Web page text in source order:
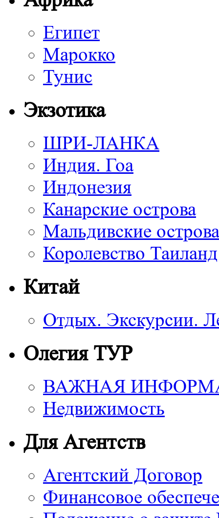
Египет
Марокко
Тунис
Экзотика
ШРИ-ЛАНКА
Индия. Гоа
Индонезия
Канарские острова
Мальдивские острова
Королевство Таиланд
Китай
Отдых. Экскурсии.
Олегия ТУР
ВАЖНАЯ
Недвижимость
Для Агентств
Агентский Договор
Финансовое